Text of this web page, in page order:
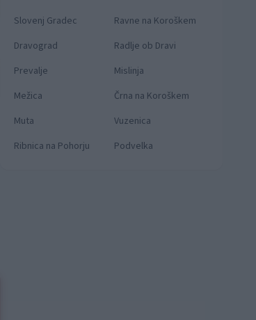
Slovenj Gradec
Ravne na Koroškem
Dravograd
Radlje ob Dravi
Prevalje
Mislinja
Mežica
Črna na Koroškem
Muta
Vuzenica
Ribnica na Pohorju
Podvelka